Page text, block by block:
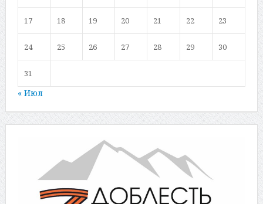
17 18 19 20 21 22 23
24 25 26 27 28 29 30
31
« Июл